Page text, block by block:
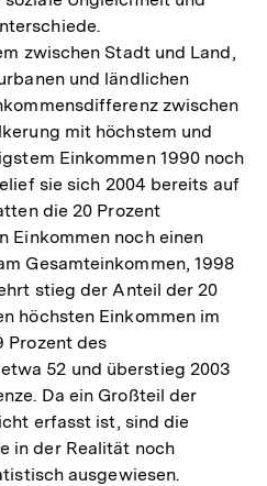
zwischen Stadt und Land,
und ländlichen
zwischen
mit höchstem und
Einkommen 1990 noch
sie sich 2004 bereits auf
die 20 Prozent
Einkommen noch einen
Gesamteinkommen, 1998
stieg der Anteil der 20
höchsten Einkommen im
Prozent des
52 und überstieg 2003
Da ein Großteil der
erfasst ist, sind die
in der Realität noch
ausgewiesen.